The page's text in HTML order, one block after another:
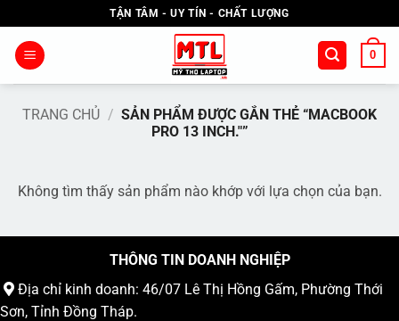
qua
nội
TẬN TÂM - UY TÍN - CHẤT LƯỢNG
0
TRANG CHỦ / SẢN PHẨM ĐƯỢC GẮN THẺ “MACBOOK
PRO 13 INCH."”
Không tìm thấy sản phẩm nào khớp với lựa chọn của bạn.
THÔNG TIN DOANH NGHIỆP
Địa chỉ kinh doanh: 46/07 Lê Thị Hồng Gấm, Phường Thới
Sơn, Tỉnh Đồng Tháp.